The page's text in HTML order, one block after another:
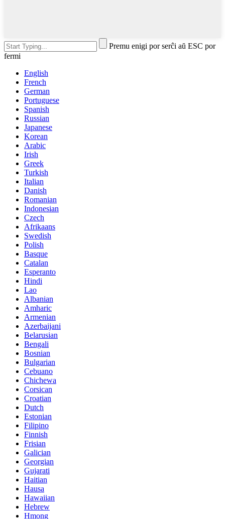
Premu enigi por serĉi aŭ ESC por
fermi
English
French
German
Portuguese
Spanish
Russian
Japanese
Korean
Arabic
Irish
Greek
Turkish
Italian
Danish
Romanian
Indonesian
Czech
Afrikaans
Swedish
Polish
Basque
Catalan
Esperanto
Hindi
Lao
Albanian
Amharic
Armenian
Azerbaijani
Belarusian
Bengali
Bosnian
Bulgarian
Cebuano
Chichewa
Corsican
Croatian
Dutch
Estonian
Filipino
Finnish
Frisian
Galician
Georgian
Gujarati
Haitian
Hausa
Hawaiian
Hebrew
Hmong